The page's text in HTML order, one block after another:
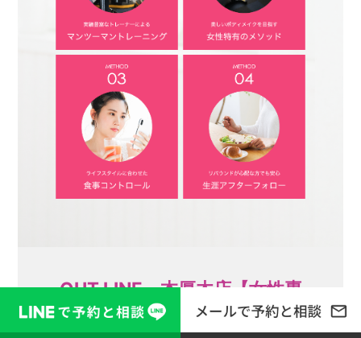
OUT LINE 本厚木店【女性専
用】